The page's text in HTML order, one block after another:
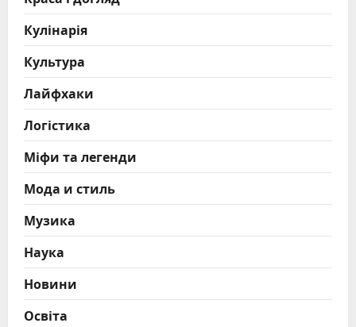
Кулінарія
Культура
Лайфхаки
Логістика
Міфи та легенди
Мода и стиль
Музика
Наука
Новини
Освіта